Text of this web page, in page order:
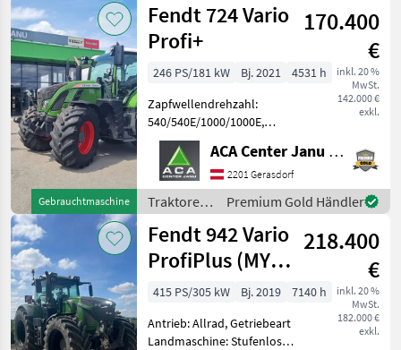
Gebrauchtmaschine
Fendt 724 Vario
Profi+
170.400
€
inkl. 20 %
MwSt.
142.000 €
exkl.
246 PS/181 kW Bj. 2021
4531 h
Zapfwellendrehzahl:
540/540E/1000/1000E,
Abgasstufe: Tier 5,
Aufladung: Turbolader mit
Ladeluftkühlung,
Höchstgeschwindigkeit in
km/h: 50 km/h, Getriebeart
Landmaschine:
ACA Center Janu GmbH
2201 Gerasdorf
Traktoren
/ Fendt
Premium Gold Händler
Fendt 942 Vario
ProfiPlus (MY
2020)
218.400
€
inkl. 20 %
MwSt.
182.000 €
exkl.
415 PS/305 kW Bj. 2019
7140 h
Antrieb: Allrad, Getriebeart
Landmaschine: Stufenloses